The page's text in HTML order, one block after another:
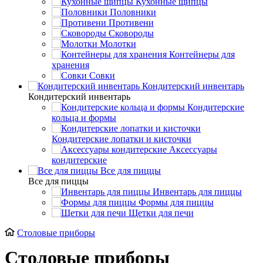
Половники
Противени
Сковороды
Молотки
Контейнеры для
хранения
Совки
Кондитерский инвентарь
Кондитерский инвентарь
Кондитерские
кольца и формы
Кондитерские лопатки и кисточки
Аксессуары
кондитерские
Все для пиццы
Все для пиццы
Инвентарь для пиццы
Формы для пиццы
Щетки для печи
Cтоловые приборы
Cтоловые приборы